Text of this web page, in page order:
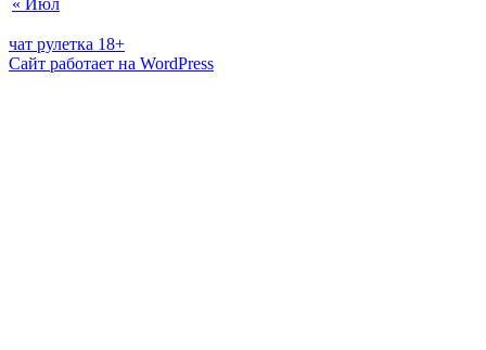
чат рулетка 18+
Сайт работает на WordPress